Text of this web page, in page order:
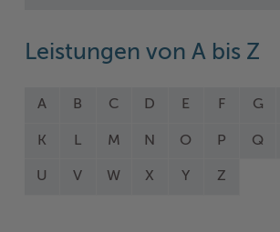
Leistungen von A bis Z
A B C D E F G
K L M N O P Q
U V W X Y Z